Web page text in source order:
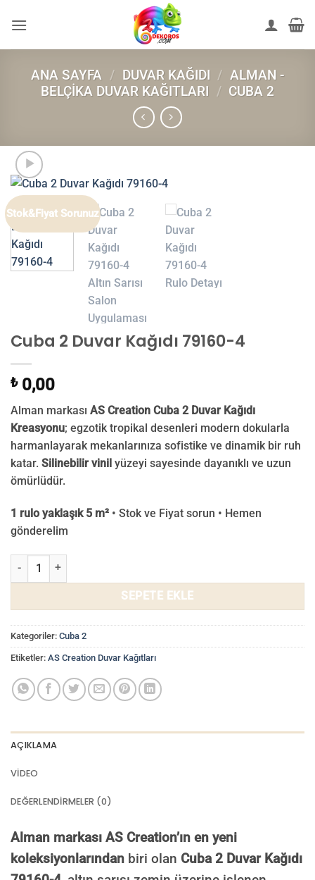
atla
ANA SAYFA / DUVAR KAĞIDI / ALMAN -
BELÇIKA DUVAR KAĞITLARI / CUBA 2
Stok&Fiyat Sorunuz
Cuba 2 Duvar Kağıdı 79160-4
₺0,00
Alman markası AS Creation Cuba 2 Duvar Kağıdı
Kreasyonu; egzotik tropikal desenleri modern dokularla
harmanlayarak mekanlarınıza sofistike ve dinamik bir ruh
katar. Silinebilir vinil yüzeyi sayesinde dayanıklı ve uzun
ömürlüdür.
1 rulo yaklaşık 5 m² • Stok ve Fiyat sorun • Hemen
gönderelim
Cuba 2 Duvar Kağıdı 79160-4 adet
SEPETE EKLE
Kategoriler: Cuba 2
Etiketler: AS Creation Duvar Kağıtları
AÇIKLAMA
VIDEO
DEĞERLENDIRMELER (0)
Alman markası AS Creation’ın en yeni
koleksiyonlarından biri olan Cuba 2 Duvar Kağıdı